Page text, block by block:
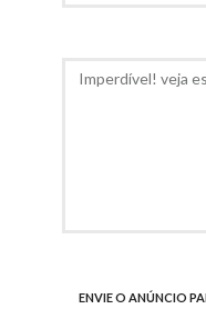
ENVIE O ANÚNCIO